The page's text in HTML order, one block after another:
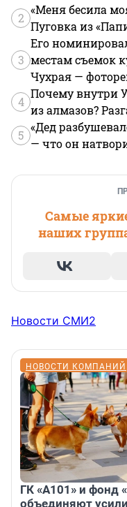
2
«Меня бесила
Пуговка из
3
Его
местам съемок
Чухрая —
4
Почему внутри
из алмазов?
5
«Дед
— что он
Самые
наших
Новости СМИ2
НОВОСТИ КОМПАНИЙ
ГК «А101» и фонд
объединяют